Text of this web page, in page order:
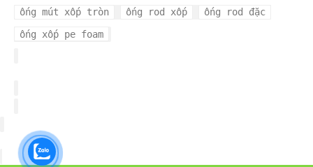
ống mút xốp tròn
ống rod xốp
ống rod đặc
ống xốp pe foam